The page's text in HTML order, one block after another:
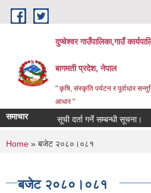
Skip to main content
दुप्चेश्वर गाउँपालिका,गाउँ
बागमती प्रदेश, नेपाल
" कृषि, संस्कृति पर्यटन र पूर्वाधार
आधार "
समाचार सूची दर्ता गर्ने सम्बन्धी सूचना।
You are here
Home » बजेट २०८०।०८१
बजेट २०८०।०८१